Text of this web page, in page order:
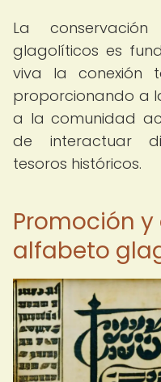
La
glagolíticos es
viva la conexión
proporcionando a
a la comunidad
de interactuar
tesoros históricos.
Promoción
alfabeto